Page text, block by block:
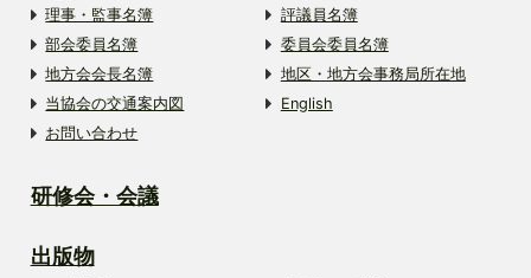
理事・監事名簿
評議員名簿
部会委員名簿
委員会委員名簿
地方会会長名簿
地区・地方会事務局所在地
当協会の交通案内図
English
お問い合わせ
研修会・会議
出版物